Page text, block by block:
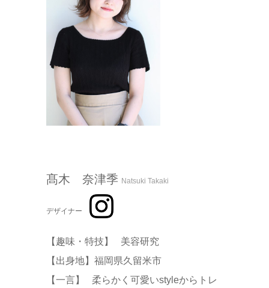
髙木 奈津季 Natsuki Takaki
デザイナー
【趣味・特技】 美容研究
【出身地】福岡県久留米市
【一言】 柔らかく可愛いstyleからトレ